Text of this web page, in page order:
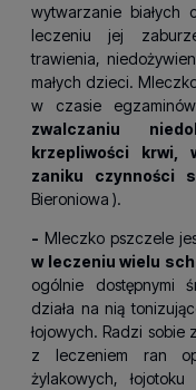
wytwarzanie białych
leczeniu jej
trawienia,
małych dzieci.
w czasie
zwalczaniu
krzepliwości krwi,
zaniku czynności
Bieroniowa ).
- Mleczko pszczele
w leczeniu wielu
ogólnie dostępnymi
działa na nią
łojowych. Radzi sobie
z leczeniem ran
żylakowych,